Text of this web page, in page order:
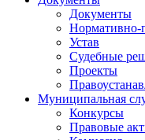
Документы
Нормативно-
Устав
Судебные
Проекты
Муниципальная
Конкурсы
Правовые